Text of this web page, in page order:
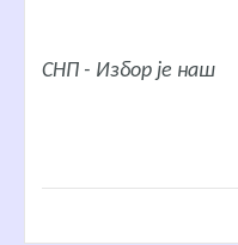
СНП - Избор је наш